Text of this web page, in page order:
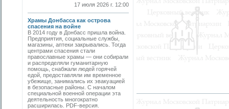
17 июля 2026 г. 12:00
Храмы Донбасса как острова
спасения на войне
В 2014 году в Донбасс пришла война.
Предприятия, социальные службы,
магазины, аптеки закрывались. Тогда
центрами спасения стали
православные храмы — они собирали
и распределяли гуманитарную
помощь, снабжали людей горячей
едой, предоставляли им временное
убежище, занимались их эвакуацией
в безопасные районы. С началом
специальной военной операции эта
деятельность многократно
расширилась. PDF-версия.